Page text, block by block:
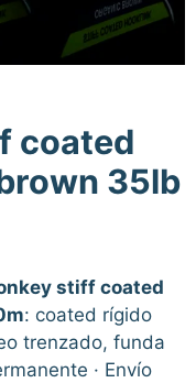
coated
35lb
stiff coated
: coated rígido
trenzado, funda
· Envío